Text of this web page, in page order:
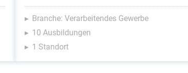
Branche: Verarbeitendes Gewerbe
10 Ausbildungen
1 Standort